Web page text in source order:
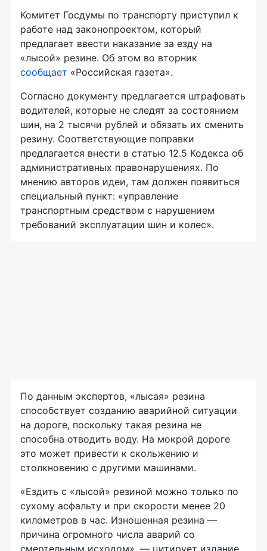
Комитет Госдумы по транспорту приступил к
работе над законопроектом, который
предлагает ввести наказание за езду на
«лысой» резине. Об этом во вторник
сообщает «Российская газета».
Согласно документу предлагается штрафовать
водителей, которые не следят за состоянием
шин, на 2 тысячи рублей и обязать их сменить
резину. Соответствующие поправки
предлагается внести в статью 12.5 Кодекса об
административных правонарушениях. По
мнению авторов идеи, там должен появиться
специальный пункт: «управление
транспортным средством с нарушением
требований эксплуатации шин и колес».
По данным экспертов, «лысая» резина
способствует созданию аварийной ситуации
на дороге, поскольку такая резина не
способна отводить воду. На мокрой дороге
это может привести к скольжению и
столкновению с другими машинами.
«Ездить с «лысой» резиной можно только по
сухому асфальту и при скорости менее 20
километров в час. Изношенная резина —
причина огромного числа аварий со
смертельным исходом», — цитирует издание